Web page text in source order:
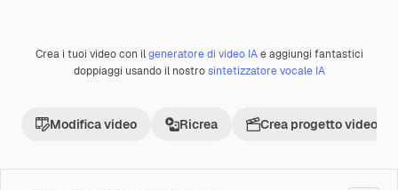
Premium
Crea i tuoi video con ilgeneratore di video IAe aggiungi fantastici
doppiaggi usando il nostrosintetizzatore vocale IA
Modifica video Ricrea Crea progetto video